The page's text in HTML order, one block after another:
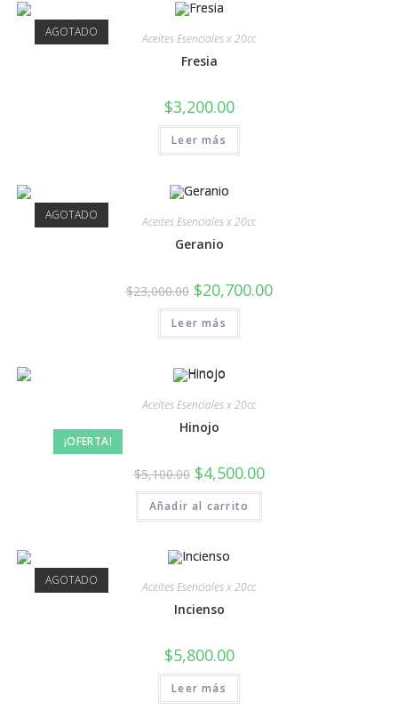
AGOTADO Aceites Esenciales x 20cc
Fresia
$3,200.00
Leer más
AGOTADO Aceites Esenciales x 20cc
Geranio
$23,000.00 $20,700.00
Leer más
¡OFERTA!
Aceites Esenciales x 20cc
Hinojo
$5,100.00 $4,500.00
Añadir al carrito
AGOTADO Aceites Esenciales x 20cc
Incienso
$5,800.00
Leer más